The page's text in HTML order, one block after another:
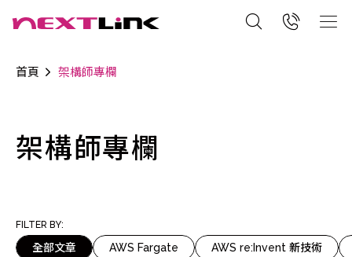
首頁 架構師專欄
架構師專欄
FILTER BY:
全部文章 AWS Fargate AWS re:Invent 新技術